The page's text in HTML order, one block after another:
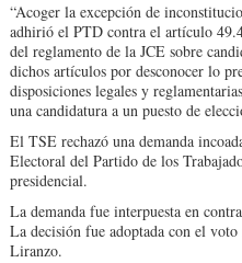
“Acoger la excepción de
adhirió el PTD contra el artículo
del reglamento de la JCE sobre
dichos artículos por desconocer lo
disposiciones legales y
una candidatura a un puesto de
El TSE rechazó una demanda
Electoral del Partido de los
presidencial.
La demanda fue interpuesta en
La decisión fue adoptada con el
Liranzo.